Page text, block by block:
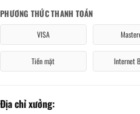
PHƯƠNG THỨC THANH TOÁN
VISA
Tiền mặt Internet
Địa chỉ xưởng: